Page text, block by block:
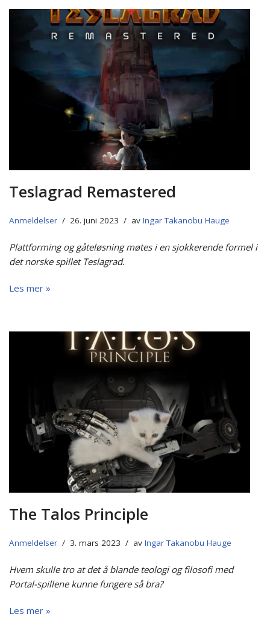
Teslagrad Remastered
Anmeldelser 26. juni 2023 av Ingar Takanobu Hauge
Plattforming og gåteløsning møtes i en sjokkerende formel i
det norske spillet Teslagrad.
Les mer »
The Talos Principle
Anmeldelser 3. mars 2023 av Ingar Takanobu Hauge
Hvem skulle tro at det å blande teologi og filosofi med
Portal-spillene kunne fungere så bra?
Les mer »